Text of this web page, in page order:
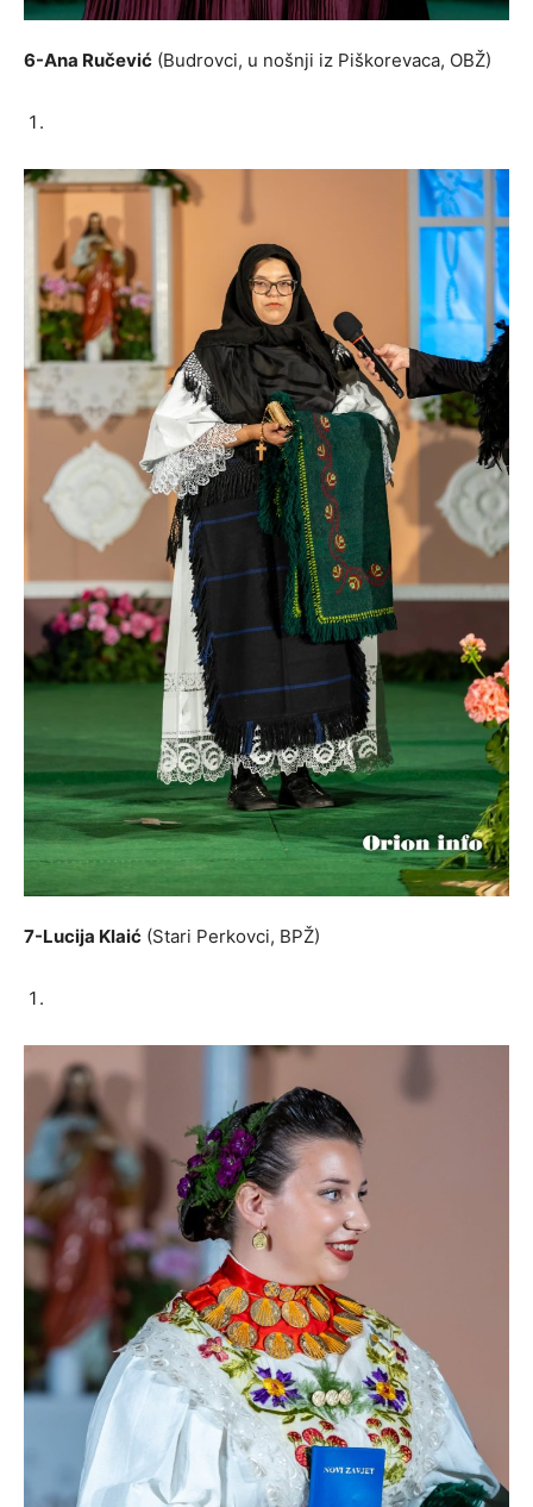
6-Ana Ručević (Budrovci, u nošnji iz Piškorevaca, OBŽ)
7-Lucija Klaić (Stari Perkovci, BPŽ)